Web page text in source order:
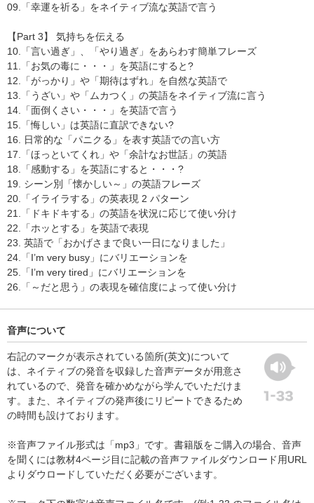
09.「幸運を祈る」をネイティブ流な英語で言う
【Part 3】 気持ちを伝える
10.「言い過ぎ」、「やり過ぎ」をあらわす簡単フレーズ
11.「お気の毒に・・・」を英語にすると?
12.「がっかり」や「期待はずれ」を自然な英語で
13.「うざい」や「ムカつく」の英語をネイティブ流に言う
14.「面倒くさい・・・」を英語で言う
15.「悔しい」は英語に直訳できない?
16. 日常的な「パニクる」を表す英語での言い方
17.「ほっといてくれ」や「余計なお世話」の英語
18.「感動する」を英語にすると・・・?
19. シーン別「懐かしい～」の英語フレーズ
20.「イライラする」の英表現 2 パターン
21.「ドキドキする」の英語を状況に応じて使い分け
22.「ホッとする」を英語で表現
23. 英語で「おかげさまで良い一日になりました」
24.「I’m very busy」にバリエーションを
25.「I’m very tired」にバリエーションを
26.「～だと思う」の表現を確信度によって使い分け
音声について
右記のマークが表示されている箇所(英文)について
は、ネイティブの発音を収録した音声データが用意さ
れているので、発音を確かめながら学んでいただけま
す。また、ネイティブの発声後にリピートできるため
の時間も設けております。
※音声ファイル形式は「mp3」です。書籍版をご購入の場合、音声
を聞くには教材4ページ目に記載の音声ファイルダウンロード用URL
よりダウロードしていただく必要がございます。